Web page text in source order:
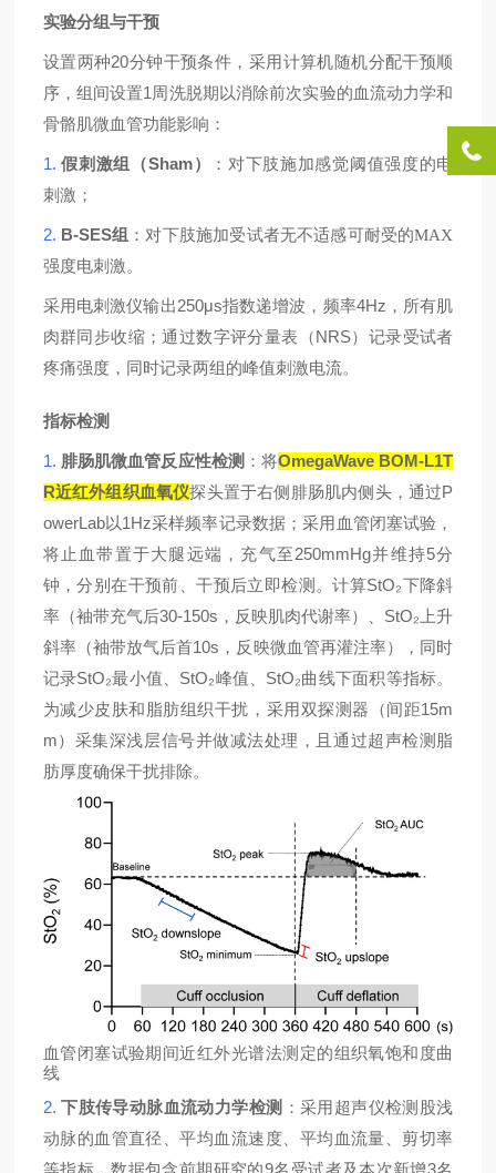
实验分组与干预
设置两种20分钟干预条件，采用计算机随机分配干预顺
序，组间设置1周洗脱期以消除前次实验的血流动力学和
骨骼肌微血管功能影响：
1.假刺激组（Sham）
：对下肢施加感觉阈值强度的电
刺激；
2. B-SES组 ：对下肢施加受试者无不适感可耐受的MAX
强度电刺激。
采用电刺激仪输出250μs指数递增波，频率4Hz ，所有肌
肉群同步收缩；通过数字评分量表（NRS）记录受试者
疼痛强度，同时记录两组的峰值刺激电流。
指标检测
1. 腓肠肌微血管反应性检测 ：将OmegaWave BOM-L1T
R近红外组织血氧仪探头置于右侧腓肠肌内侧头，通过P
owerLab以1Hz采样频率记录数据；采用血管闭塞试验，
将止血带置于大腿远端，充气至250mmHg并维持5分
钟，分别在干预前、干预后立即检测。计算StO₂下降斜
率（袖带充气后30-150s ，反映肌肉代谢率）、 StO₂上升
斜率（袖带放气后首10s ，反映微血管再灌注率），同时
记录StO₂最小值、 StO₂峰值、 StO₂曲线下面积等指标。
为减少皮肤和脂肪组织干扰，采用双探测器（间距15m
m）采集深浅层信号并做减法处理，且通过超声检测脂
肪厚度确保干扰排除。
血管闭塞试验期间近红外光谱法测定的组织氧饱和度曲
线
2.下肢传导动脉血流动力学检测
：采用超声仪检测股浅
动脉的血管直径、平均血流速度、平均血流量、剪切率